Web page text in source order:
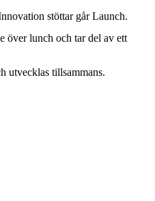
stöttar går Launch.
över lunch och tar del av ett
utvecklas tillsammans.